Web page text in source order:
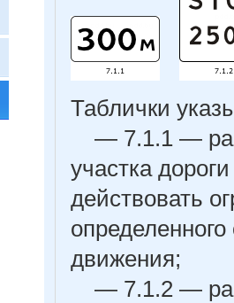
Таблички
— 7.1.1 —
участка
действовать
движения;
— 7.1.2 —